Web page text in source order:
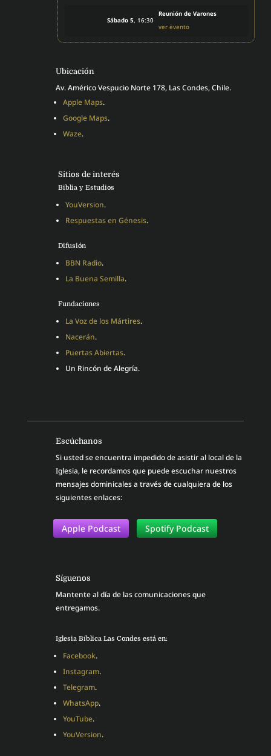
Sábado 5, 16:30
Reunión de Varones
ver evento
Ubicación
Av. Américo Vespucio Norte 178, Las Condes, Chile.
Apple Maps.
Google Maps.
Waze.
Sitios de interés
Biblia y Estudios
YouVersion.
Respuestas en Génesis.
Difusión
BBN Radio.
La Buena Semilla.
Fundaciones
La Voz de los Mártires.
Nacerán.
Puertas Abiertas.
Un Rincón de Alegría.
Escúchanos
Si usted se encuentra impedido de asistir al local de la
Iglesia, le recordamos que puede escuchar nuestros
mensajes dominicales a través de cualquiera de los
siguientes enlaces:
Apple Podcast Spotify Podcast
Síguenos
Mantente al día de las comunicaciones que
entregamos.
Iglesia Bíblica Las Condes está en:
Facebook.
Instagram.
Telegram.
WhatsApp.
YouTube.
YouVersion.